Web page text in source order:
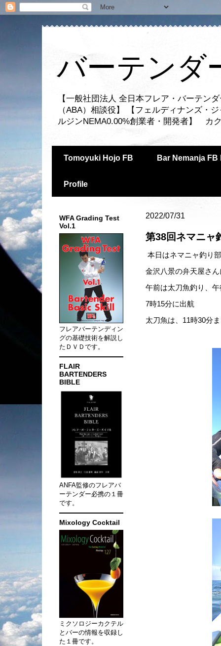
バーテンダ
【一般社団法人 全日本フレア・バーテン
（ABA）相談役】 【フェルディナンズ・
ルジンNEMA0.00%創業者・開発者】 カ
Tomoyuki Hojo FB Bar Nemanja FB
Profile
2022/07/31
第38回ネマニャ
本日はネマニャ釣り
金沢八景の弁天屋さ
午前は太刀魚釣り、
7時15分に出航
太刀魚は、11時30分
WFA Grading Test
Vol.1
フレアバーテンディン
グの基礎技術を解説し
たＤＶＤです。
FLAIR
BARTENDERS
BIBLE
ANFA監修のフレアバ
ーテンダー必携の１冊
です。
Mixology Cocktail
ミクソロジーカクテル
とバーの情報を収録し
た１冊です。